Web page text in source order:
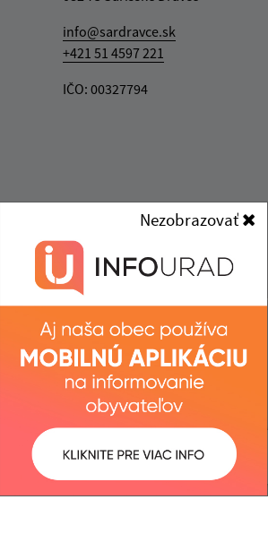
Nezobrazovať
info@sardravce.sk
+421 51 4597 221
IČO: 00327794